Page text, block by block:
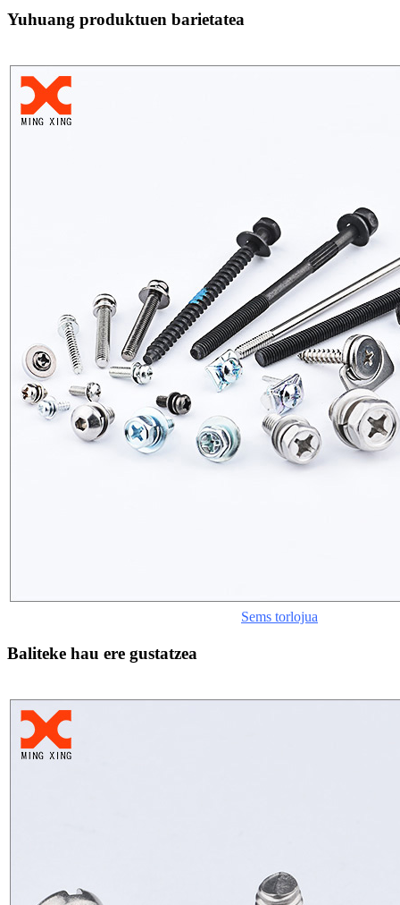
Yuhuang produktuen barietatea
Sems torlojua
Baliteke hau ere gustatzea